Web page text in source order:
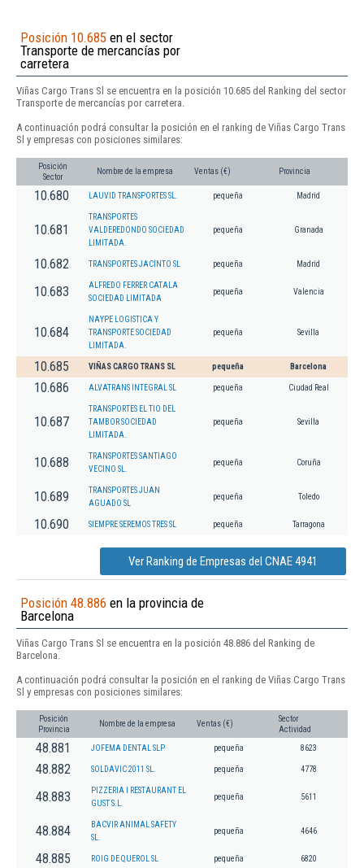
Posición 10.685 en el sector
Transporte de mercancías por
carretera
Viñas Cargo Trans Sl se encuentra en la posición 10.685 del Ranking del sector
Transporte de mercancías por carretera.
A continuación podrá consultar la posición en el ranking de Viñas Cargo Trans
Sl y empresas con posiciones similares:
Posición
Sector
Nombre de la empresa Ventas (€) Provincia
10.680 LAUVID TRANSPORTES SL. pequeña Madrid
10.681
TRANSPORTES
VALDEREDONDO SOCIEDAD
LIMITADA.
pequeña Granada
10.682 TRANSPORTES JACINTO SL pequeña Madrid
10.683
ALFREDO FERRER CATALA
SOCIEDAD LIMITADA
pequeña Valencia
10.684
NAYPE LOGISTICA Y
TRANSPORTE SOCIEDAD
LIMITADA.
pequeña Sevilla
10.685 VIÑAS CARGO TRANS SL pequeña Barcelona
10.686 ALVATRANS INTEGRAL SL pequeña Ciudad Real
10.687
TRANSPORTES EL TIO DEL
TAMBOR SOCIEDAD
LIMITADA.
pequeña Sevilla
10.688
TRANSPORTES SANTIAGO
VECINO SL.
pequeña Coruña
10.689
TRANSPORTES JUAN
AGUADO SL
pequeña Toledo
10.690 SIEMPRE SEREMOS TRES SL pequeña Tarragona
Ver Ranking de Empresas del CNAE 4941
Posición 48.886 en la provincia de
Barcelona
Viñas Cargo Trans Sl se encuentra en la posición 48.886 del Ranking de
Barcelona.
A continuación podrá consultar la posición en el ranking de Viñas Cargo Trans
Sl y empresas con posiciones similares:
Posición
Provincia
Nombre de la empresa Ventas (€)
Sector
Actividad
48.881 JOFEMA DENTAL SLP pequeña 8623
48.882 SOLDAVIC 2011 SL. pequeña 4778
48.883
PIZZERIA I RESTAURANT EL
GUST S.L.
pequeña 5611
48.884
BACVIR ANIMAL SAFETY
SL.
pequeña 4646
48.885 ROIG DE QUEROL SL pequeña 6820